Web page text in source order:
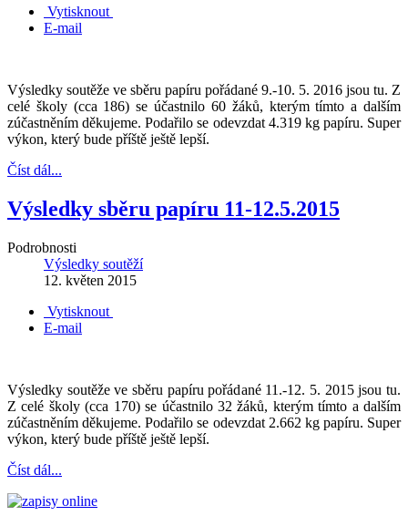
Vytisknout
E-mail
Výsledky soutěže ve sběru papíru pořádané 9.-10. 5. 2016 jsou tu. Z
celé školy (cca 186) se účastnilo 60 žáků, kterým tímto a dalším
zúčastněním děkujeme. Podařilo se odevzdat 4.319 kg papíru. Super
výkon, který bude příště ještě lepší.
Číst dál...
Výsledky sběru papíru 11-12.5.2015
Podrobnosti
Výsledky soutěží
12. květen 2015
Vytisknout
E-mail
Výsledky soutěže ve sběru papíru pořádané 11.-12. 5. 2015 jsou tu.
Z celé školy (cca 170) se účastnilo 32 žáků, kterým tímto a dalším
zúčastněním děkujeme. Podařilo se odevzdat 2.662 kg papíru. Super
výkon, který bude příště ještě lepší.
Číst dál...